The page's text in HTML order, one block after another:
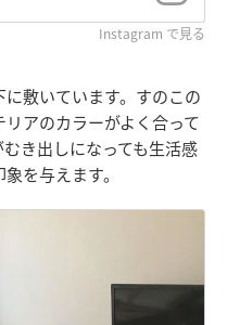
Instagram で見る
敷いています。すのこの
アのカラーがよく合って
き出しになっても生活感
を与えます。